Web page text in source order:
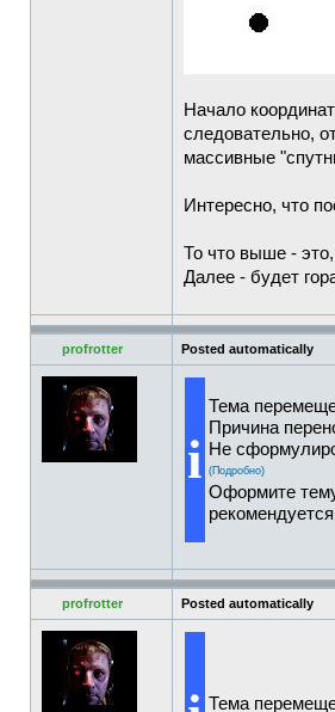
Начало
следовательно,
массивные
Интересно, что
То что выше - это,
Далее - будет
profrotter Posted automatically
i
Тема
Причина
Не
(Подробно)
Оформите
profrotter Posted automatically
Тема